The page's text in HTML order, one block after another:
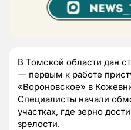
В Томской области дан
— первым к работе
«Вороновское» в
Специалисты начали
участках, где зерно
зрелости.